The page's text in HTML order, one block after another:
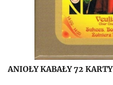
ANIOŁY KABAŁY 72 KARTY